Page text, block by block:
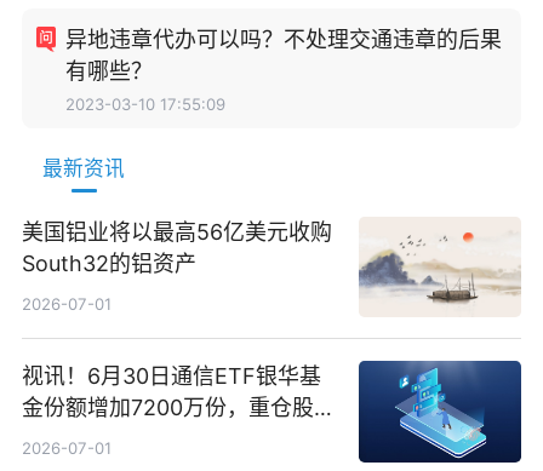
异地违章代办可以吗？不处理交通违章的后果
有哪些？
2023-03-10 17:55:09
最新资讯
美国铝业将以最高56亿美元收购
South32的铝资产
2026-07-01
视讯！6月30日通信ETF银华基
金份额增加7200万份，重仓股新
易盛、中际旭创、立讯精密
2026-07-01